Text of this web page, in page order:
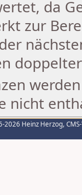
da
zur
nicht
2026 Heinz Herzog,